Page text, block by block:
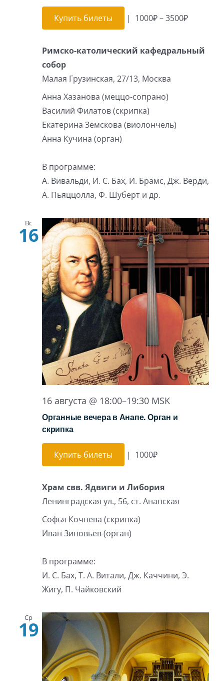
Купить билеты | 1000₽ – 3500₽
Римско-католический кафедральный
собор
Малая Грузинская, 27/13, Москва
Анна Хазанова (меццо-сопрано)
Василий Филатов (скрипка)
Екатерина Земскова (виолончель)
Анна Кучина (орган)
В программе:
А. Вивальди, И. С. Бах, И. Брамс, Дж. Верди,
А. Пьяццолла, Ф. Шуберт и др.
Вс
16
16 августа @ 18:00–19:30 MSK
Органные вечера в Анапе. Орган и
скрипка
Купить билеты | 1000₽
Храм свв. Ядвиги и Либория
Ленинградская ул., 56, ст. Анапская
Софья Кочнева (скрипка)
Иван Зиновьев (орган)
В программе:
И. С. Бах, Т. А. Витали, Дж. Каччини, Э.
Жигу, П. Чайковский
Ср
19